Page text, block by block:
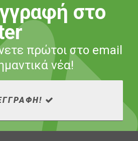
στο
πρώτοι στο email
νέα!